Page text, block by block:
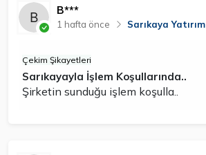
B***
1 hafta önce Sarıkaya Yatırım
Çekim Şikayetleri
Sarıkayayla İşlem Koşullarında..
Şirketin sunduğu işlem koşulla..